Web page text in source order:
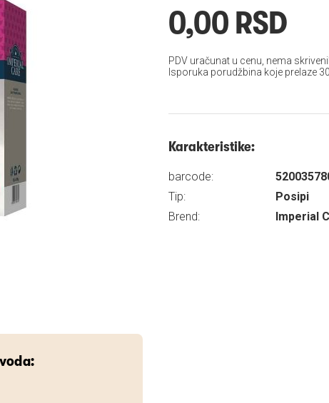
0,00 RSD
PDV uračunat u cenu, nema
Isporuka porudžbina koje prelaze
Karakteristike:
barcode:
Tip:
Posipi
Brend:
Imperial